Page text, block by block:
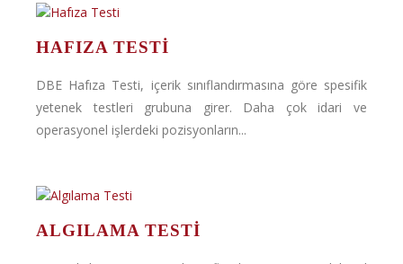
HAFIZA TESTI
DBE Hafıza Testi, içerik sınıflandırmasına göre spesifik
yetenek testleri grubuna girer. Daha çok idari ve
operasyonel işlerdeki pozisyonların...
ALGILAMA TESTI